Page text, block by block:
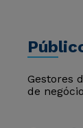
Gestores
de